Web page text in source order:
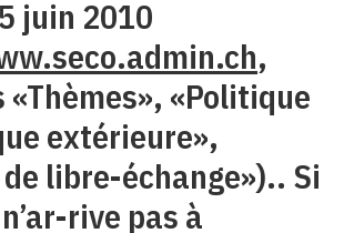
juin 2010
,
«Politique
extérieure»,
libre-échange»).. Si
rive pas à